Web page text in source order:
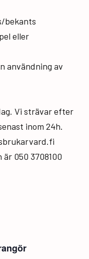
bekants
eller
användning av
Vi strävar efter
inom 24h.
050 3708100